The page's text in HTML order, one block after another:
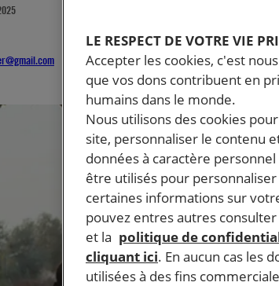
LE RESPECT DE VOTRE VIE
Accepter les cookies, c'est
que vos dons contribuent en
humains dans le monde.
Nous utilisons des cookies
site, personnaliser le contenu
données à caractère
être utilisés pour
certaines informations sur
pouvez entres autres consulter
et la politique de
cliquant ici. En aucun cas les
utilisées à des fins